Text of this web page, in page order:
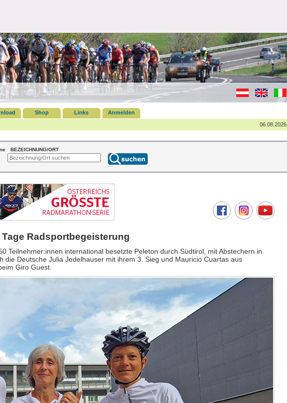
Shop Links
Anmelden
06.08.2026
BEZEICHNUNG/ORT
Radsportbegeisterung
Teilnehmer:innen international besetzte Peleton durch Südtirol, mit Abstechern in
die Deutsche Julia Jedelhauser mit ihrem 3. Sieg und Mauricio Cuartas aus
Giro Guest.